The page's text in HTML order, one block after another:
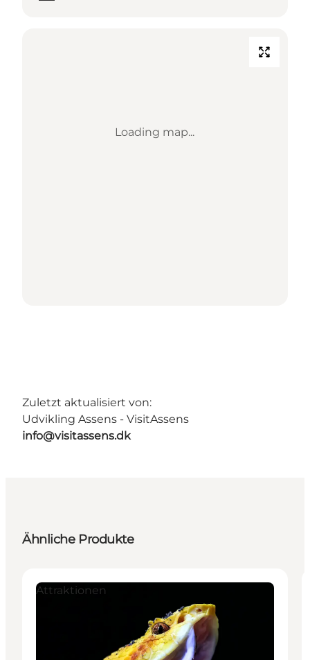
Loading map...
Zuletzt aktualisiert von:
Udvikling Assens - VisitAssens
info@visitassens.dk
Ähnliche Produkte
Attraktionen